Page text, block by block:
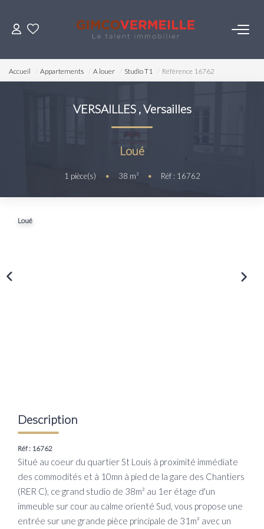
ACHETER
LOUER
NOS SERVICES
ACCÈS CLIENTS
Accueil Appartements A louer Studio T1 Référence 16762
VERSAILLES ,Versailles
Loué
1 pièce(s) • 38 m² • Réf : 16762
Loué
Description
Réf : 16762
Situé au coeur du quartier St Louis à proximité immédiate
des commodités et à 10mn à pied de la gare des Chantiers
(RER C), ce grand studio de 38m² au 1er étage d'un
immeuble sur cour au calme orienté Sud, vous propose une
entrée sur une grande pièce principale de 31m² avec un